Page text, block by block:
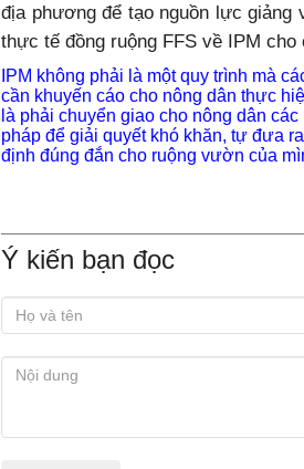
địa phương để tạo nguồn lực
thực tế đồng ruộng FFS về IPM
IPM không phải là một quy trình mà
cần khuyến cáo cho nông dân thực
là phải chuyển giao cho nông dân
pháp để giải quyết khó khăn, tự đưa
định đúng đắn cho ruộng vườn của
Ý kiến bạn đọc